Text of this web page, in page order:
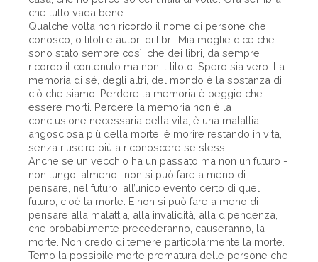
che tutto vada bene.
Qualche volta non ricordo il nome di persone che
conosco, o titoli e autori di libri. Mia moglie dice che
sono stato sempre così; che dei libri, da sempre,
ricordo il contenuto ma non il titolo. Spero sia vero. La
memoria di sé, degli altri, del mondo è la sostanza di
ciò che siamo. Perdere la memoria è peggio che
essere morti. Perdere la memoria non è la
conclusione necessaria della vita, è una malattia
angosciosa più della morte; è morire restando in vita,
senza riuscire più a riconoscere se stessi.
Anche se un vecchio ha un passato ma non un futuro -
non lungo, almeno- non si può fare a meno di
pensare, nel futuro, all’unico evento certo di quel
futuro, cioè la morte. E non si può fare a meno di
pensare alla malattia, alla invalidità, alla dipendenza,
che probabilmente precederanno, causeranno, la
morte. Non credo di temere particolarmente la morte.
Temo la possibile morte prematura delle persone che